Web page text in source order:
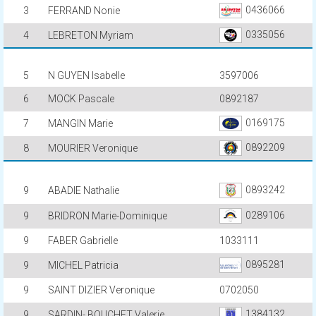
3 FERRAND Nonie 0436066
4 LEBRETON Myriam 0335056
5 N GUYEN Isabelle 3597006
6 MOCK Pascale 0892187
7 MANGIN Marie 0169175
8 MOURIER Veronique 0892209
9 ABADIE Nathalie 0893242
9 BRIDRON Marie-Dominique 0289106
9 FABER Gabrielle 1033111
9 MICHEL Patricia 0895281
9 SAINT DIZIER Veronique 0702050
1384132